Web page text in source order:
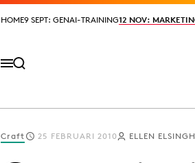
HOME9 SEPT: GENAI-TRAINING12 NOV:
HOME9 SEPT: GENAI-TRAINING12 NOV:
Craft 25 FEBRUARI 2010 ELLEN